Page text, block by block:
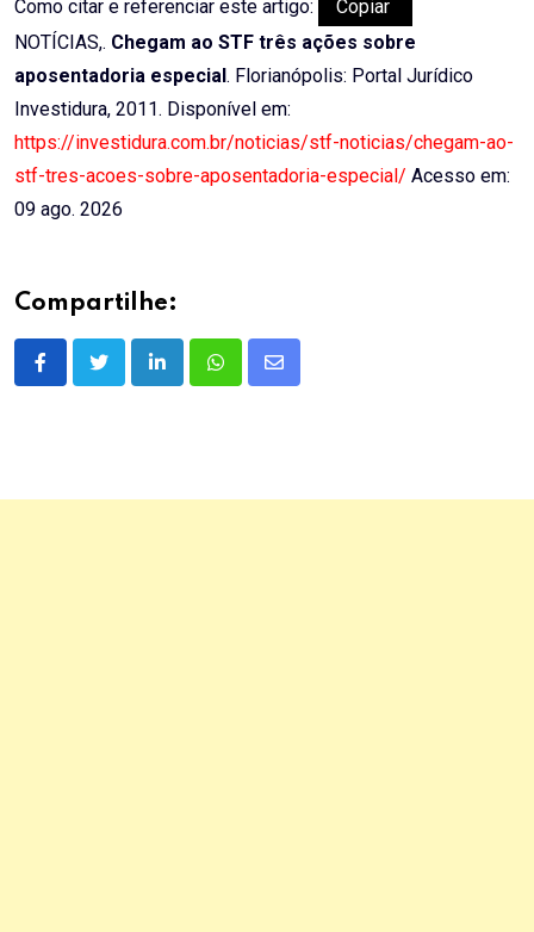
Como citar e referenciar este artigo:
Copiar
NOTÍCIAS,. Chegam ao STF três ações sobre
aposentadoria especial . Florianópolis: Portal Jurídico
Investidura, 2011. Disponível em:
https://investidura.com.br/noticias/stf-noticias/chegam-ao-
stf-tres-acoes-sobre-aposentadoria-especial/ Acesso em:
09 ago. 2026
Compartilhe:
LinkedInWhatsappShare